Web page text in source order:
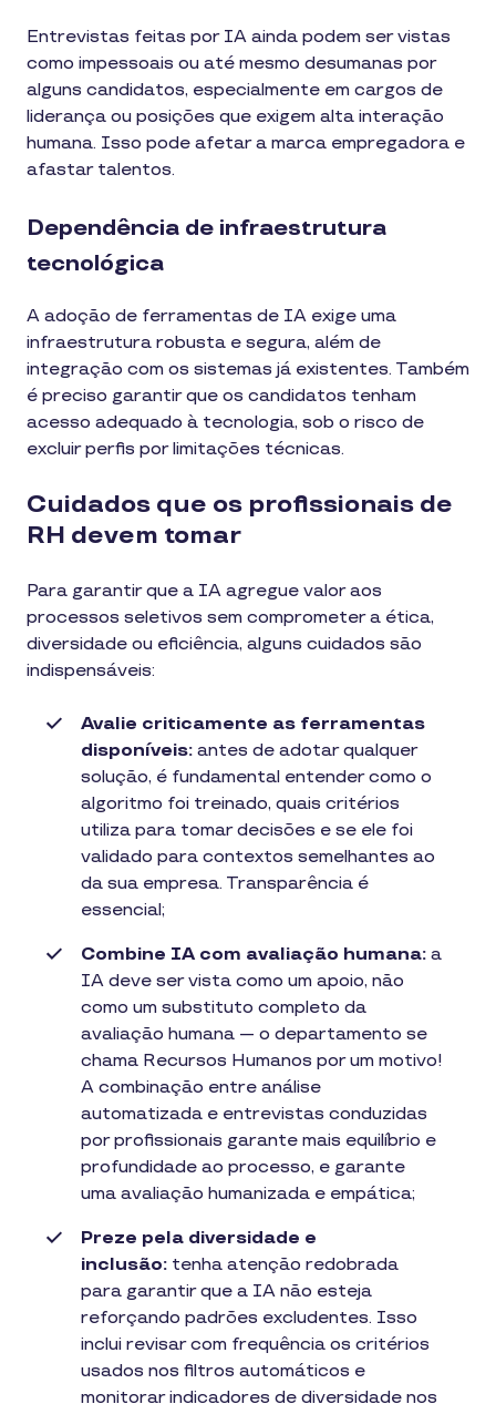
Entrevistas feitas por IA ainda podem ser vistas
como impessoais ou até mesmo desumanas por
alguns candidatos, especialmente em cargos de
liderança ou posições que exigem alta interação
humana. Isso pode afetar a marca empregadora e
afastar talentos.
Dependência de infraestrutura
tecnológica
A adoção de ferramentas de IA exige uma
infraestrutura robusta e segura, além de
integração com os sistemas já existentes. Também
é preciso garantir que os candidatos tenham
acesso adequado à tecnologia, sob o risco de
excluir perfis por limitações técnicas.
Cuidados que os profissionais de
RH devem tomar
Para garantir que a IA agregue valor aos
processos seletivos sem comprometer a ética,
diversidade ou eficiência, alguns cuidados são
indispensáveis:
Avalie criticamente as ferramentas
disponíveis: antes de adotar qualquer
solução, é fundamental entender como o
algoritmo foi treinado, quais critérios
utiliza para tomar decisões e se ele foi
validado para contextos semelhantes ao
da sua empresa. Transparência é
essencial;
Combine IA com avaliação humana: a
IA deve ser vista como um apoio, não
como um substituto completo da
avaliação humana — o departamento se
chama Recursos Humanos por um motivo!
A combinação entre análise
automatizada e entrevistas conduzidas
por profissionais garante mais equilíbrio e
profundidade ao processo, e garante
uma avaliação humanizada e empática;
Preze pela diversidade e
inclusão: tenha atenção redobrada
para garantir que a IA não esteja
reforçando padrões excludentes. Isso
inclui revisar com frequência os critérios
usados nos filtros automáticos e
monitorar indicadores de diversidade nos